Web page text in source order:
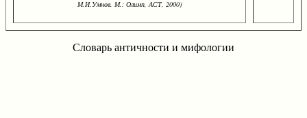
М.И.Умнов. М.: Олимп, АСТ, 2000)
Словарь античности и мифологии